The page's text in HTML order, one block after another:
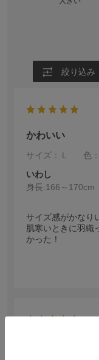
絞り込み
かわいい
サイズ：Ｌ
色
いわし
身長:166～170cm
サイズ感がかなり
肌寒いときに羽織
かった！
家族にも好評で